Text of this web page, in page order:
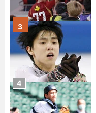
3
4